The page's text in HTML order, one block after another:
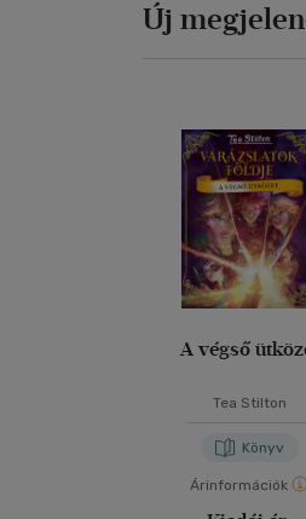
Új
A végső
Tea Stilton
Könyv
Árinformációk